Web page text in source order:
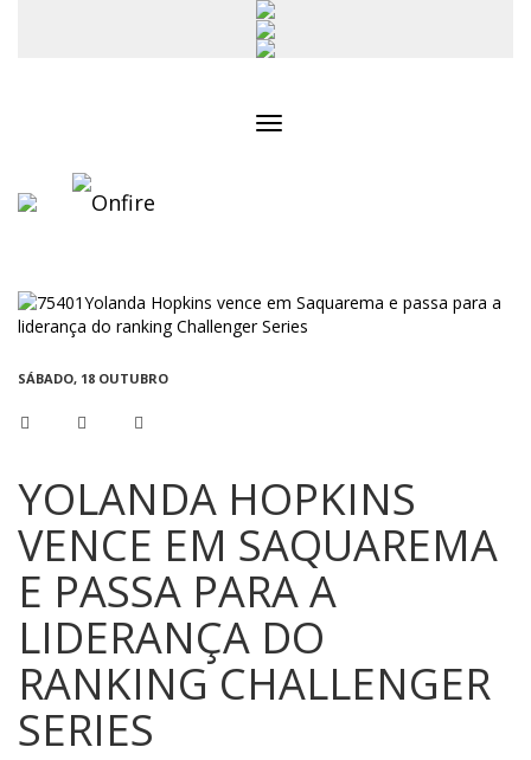
SÁBADO, 18 OUTUBRO
YOLANDA HOPKINS
VENCE EM SAQUAREMA
E PASSA PARA A
LIDERANÇA DO
RANKING CHALLENGER
SERIES